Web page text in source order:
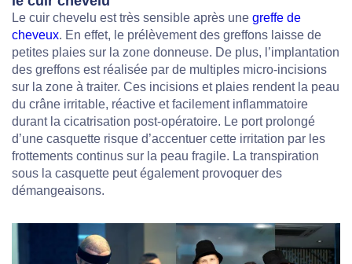
Le cuir chevelu est très sensible après une greffe de
cheveux. En effet, le prélèvement des greffons laisse de
petites plaies sur la zone donneuse. De plus, l’implantation
des greffons est réalisée par de multiples micro-incisions
sur la zone à traiter. Ces incisions et plaies rendent la peau
du crâne irritable, réactive et facilement inflammatoire
durant la cicatrisation post-opératoire. Le port prolongé
d’une casquette risque d’accentuer cette irritation par les
frottements continus sur la peau fragile. La transpiration
sous la casquette peut également provoquer des
démangeaisons.